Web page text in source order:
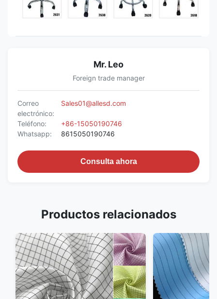
Mr. Leo
Foreign trade manager
Correo
electrónico:
Sales01@allesd.com
Teléfono:
+86-15050190746
Whatsapp:
8615050190746
Consulta ahora
Productos relacionados